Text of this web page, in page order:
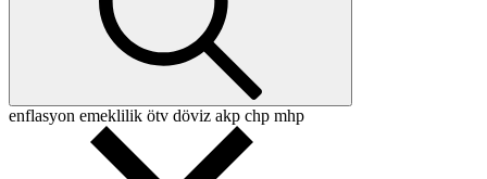
enflasyon emeklilik ötv döviz akp chp mhp